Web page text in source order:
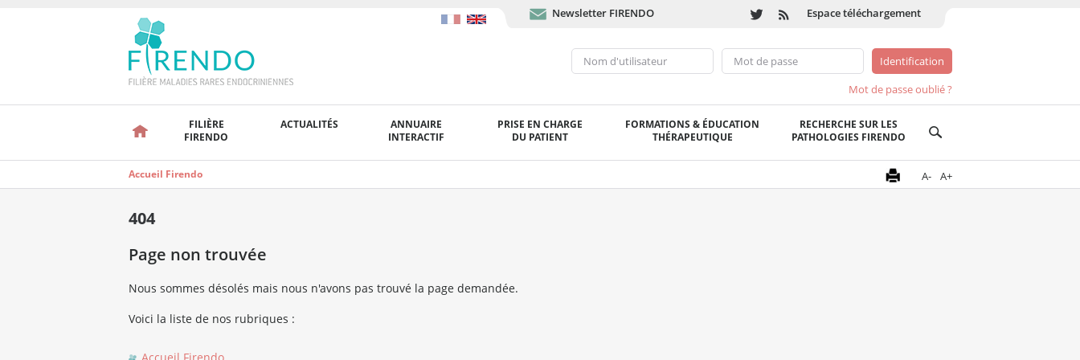
Newsletter FIRENDO Espace téléchargement
Mot de passe oublié ?
FILIÈRE
FIRENDO
ACTUALITÉS
ANNUAIRE
INTERACTIF
PRISE EN CHARGE
DU PATIENT
FORMATIONS & ÉDUCATION
THÉRAPEUTIQUE
RECHERCHE SUR LES
PATHOLOGIES FIRENDO
Accueil Firendo A- A+
404
Page non trouvée
Nous sommes désolés mais nous n'avons pas trouvé la page demandée.
Voici la liste de nos rubriques :